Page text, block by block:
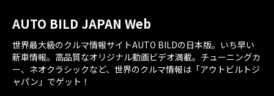
AUTO BILD JAPAN Web
世界最大級のクルマ情報サイトAUTO BILDの日本版。いち早い
新車情報。高品質なオリジナル動画ビデオ満載。チューニングカ
ー、ネオクラシックなど、世界のクルマ情報は「アウトビルトジ
ャパン」でゲット！